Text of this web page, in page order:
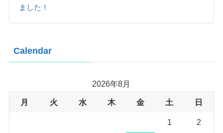
ました！
Calendar
2026年8月
月 火 水 木 金 土 日
1 2